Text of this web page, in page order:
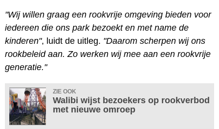
"Wij willen graag een rookvrije omgeving bieden voor
iedereen die ons park bezoekt en met name de
kinderen", luidt de uitleg. "Daarom scherpen wij ons
rookbeleid aan. Zo werken wij mee aan een rookvrije
generatie."
ZIE OOK
Walibi wijst bezoekers op rookverbod
met nieuwe omroep